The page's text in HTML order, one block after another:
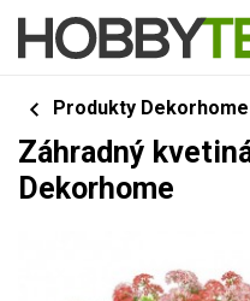
Produkty Dekorhome
Záhradný
Dekorhome